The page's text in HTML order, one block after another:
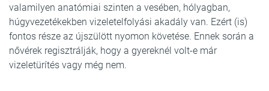
valamilyen anatómiai szinten a vesében, hólyagban,
húgyvezetékekben vizeletelfolyási akadály van. Ezért (is)
fontos része az újszülött nyomon követése. Ennek során a
nővérek regisztrálják, hogy a gyereknél volt-e már
vizeletürítés vagy még nem.